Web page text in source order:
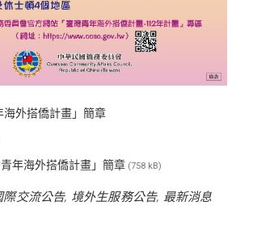
海外搭僑計畫」簡章
青年海外搭僑計畫」簡章 (758 kB)
際交流公告, 境外生服務公告, 最新消息